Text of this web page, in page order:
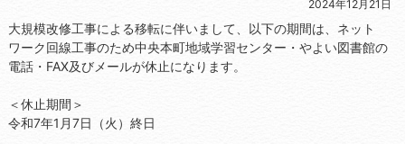
2024年12月21日
大規模改修工事による移転に伴いまして、以下の期間は、ネット
ワーク回線工事のため中央本町地域学習センター・やよい図書館の
電話・FAX及びメールが休止になります。
＜休止期間＞
令和7年1月7日（火）終日